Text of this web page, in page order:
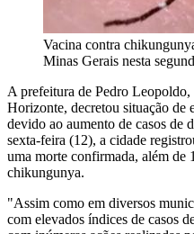
Vacina contra
Minas Gerais nesta
A prefeitura de Pedro
Horizonte, decretou situação de
devido ao aumento de casos de
sexta-feira (12), a cidade
uma morte confirmada, além de
chikungunya.
"Assim como em diversos
com elevados índices de casos